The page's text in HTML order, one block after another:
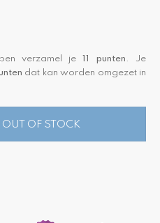
verzamel je11 punten . Je
dat kan worden omgezet in
OUT OF STOCK